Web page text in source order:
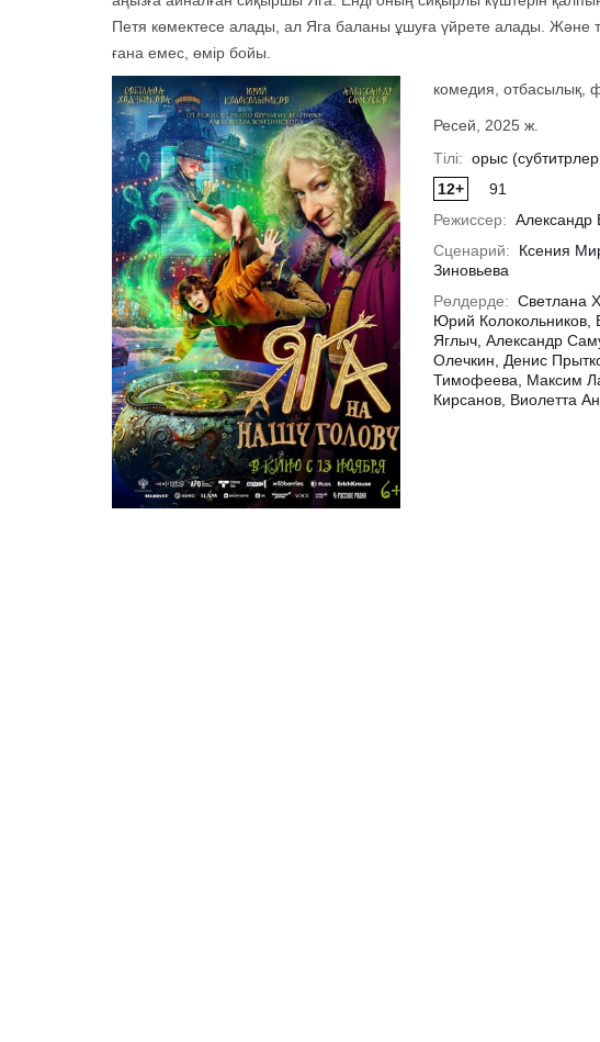
Толығырақ
Петя көмектесе алады, ал Яга баланы ұшуға үйрете алады. Және
ғана емес, өмір бойы.
комедия, отбасылық,
Ресей, 2025 ж.
Тілі: орыс
12+
91
Режиссер: Александр
Сценарий:
Ксения
Зиновьева
Рөлдерде: Светлана
Юрий Колокольников,
Яглыч, Александр
Олечкин, Денис
Тимофеева, Максим
Кирсанов, Виолетта